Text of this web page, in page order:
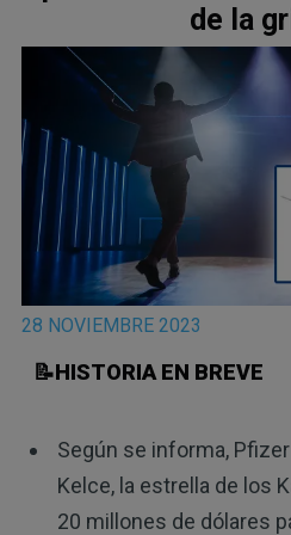
de la
28 NOVIEMBRE 2023
📝HISTORIA EN BREVE
Según se informa,
Kelce, la estrella de los
20 millones de dólares